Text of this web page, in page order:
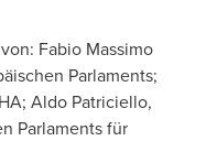
Fabio Massimo
Parlaments;
Aldo Patriciello,
Parlaments für